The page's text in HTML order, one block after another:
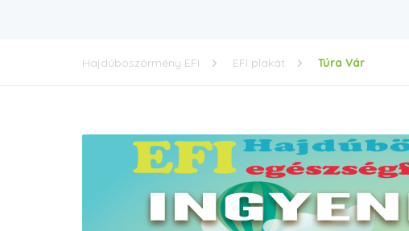
Hajdúböszörmény EFI EFI plakát Túra Vár